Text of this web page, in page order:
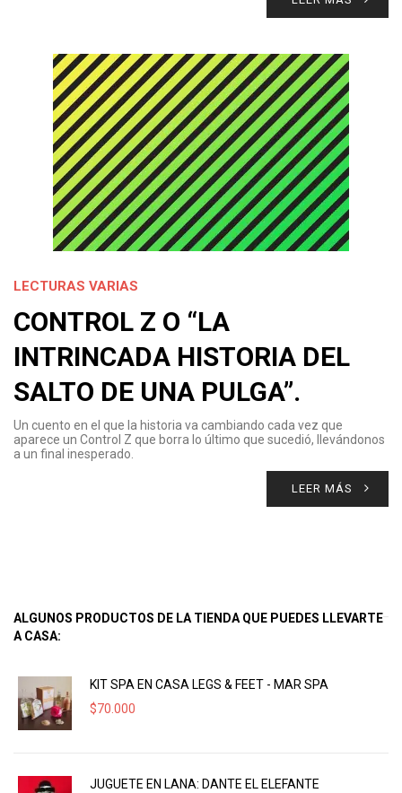
LECTURAS VARIAS
CONTROL Z O “LA
INTRINCADA HISTORIA DEL
SALTO DE UNA PULGA”.
Un cuento en el que la historia va cambiando cada vez que
aparece un Control Z que borra lo último que sucedió, llevándonos
a un final inesperado.
LEER MÁS
ALGUNOS PRODUCTOS DE LA TIENDA QUE PUEDES LLEVARTE
A CASA:
KIT SPA EN CASA LEGS & FEET - MAR SPA
$70.000
JUGUETE EN LANA: DANTE EL ELEFANTE